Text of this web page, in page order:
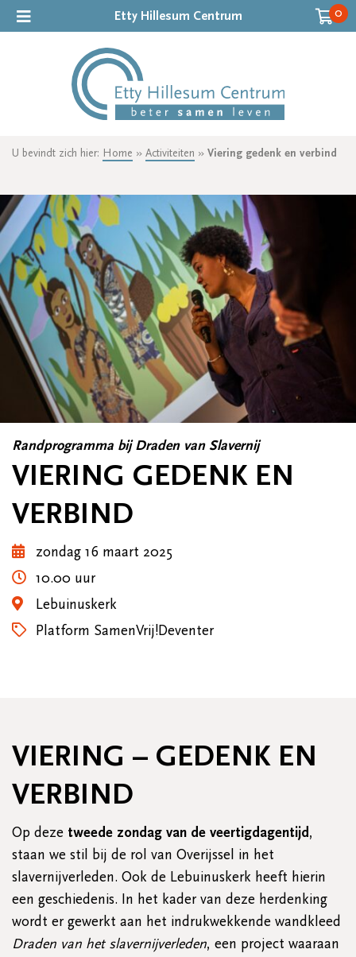
Etty Hillesum Centrum 0
U bevindt zich hier: Home » Activiteiten » Viering gedenk en verbind
Randprogramma bij Draden van Slavernij
VIERING GEDENK EN
VERBIND
zondag 16 maart 2025
10.00 uur
Lebuinuskerk
Platform SamenVrij!Deventer
VIERING – GEDENK EN
VERBIND
Op deze tweede zondag van de veertigdagentijd,
staan we stil bij de rol van Overijssel in het
slavernijverleden. Ook de Lebuinuskerk heeft hierin
een geschiedenis. In het kader van deze herdenking
wordt er gewerkt aan het indrukwekkende wandkleed
Draden van het slavernijverleden, een project waaraan